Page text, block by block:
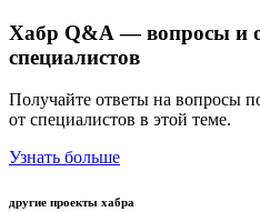
Хабр Q&A — вопросы и
специалистов
Получайте ответы на вопросы
от специалистов в этой теме.
Узнать больше
другие проекты хабра